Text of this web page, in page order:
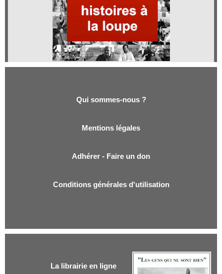
Qui sommes-nous ?
Mentions légales
Adhérer - Faire un don
Conditions générales d'utilisation
La librairie en ligne